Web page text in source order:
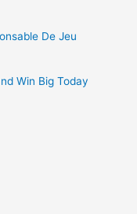
De Jeu
Win Big Today